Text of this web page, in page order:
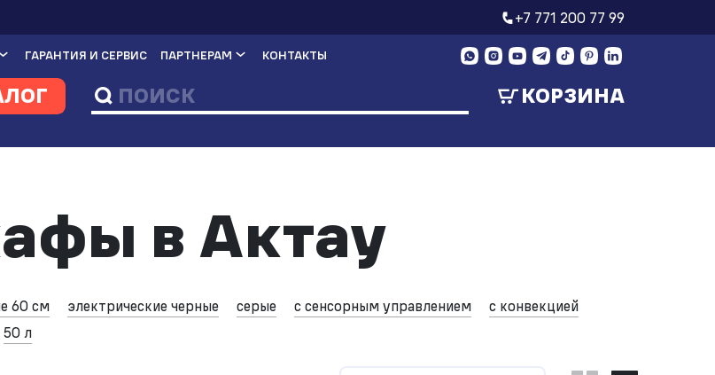
+7 771 200 77 99
ГАРАНТИЯ И СЕРВИС ПАРТНЕРАМ КОНТАКТЫ
КОРЗИНА
в Актау
60 см электрические черные серые с сенсорным управлением
с конвекцией
50 л